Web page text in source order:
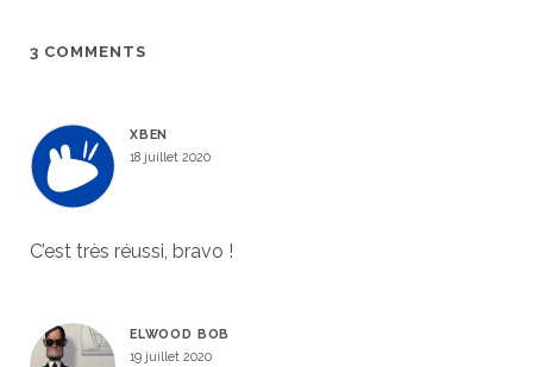
3 COMMENTS
XBEN
18 juillet 2020
C’est très réussi, bravo !
ELWOOD BOB
19 juillet 2020